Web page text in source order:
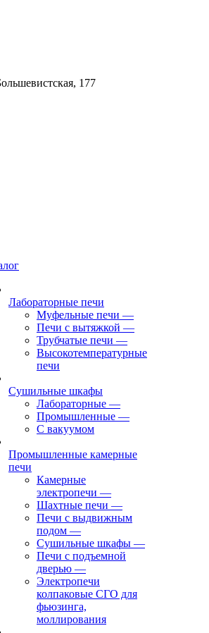
177
Лабораторные печи
Муфельные печи —
Печи с вытяжкой —
Трубчатые печи —
Высокотемпературные
печи
Сушильные шкафы
Лабораторные —
Промышленные —
С вакуумом
Промышленные камерные
печи
Камерные
электропечи —
Шахтные печи —
Печи с выдвижным
подом —
Сушильные шкафы —
Печи с подъемной
дверью —
Электропечи
колпаковые СГО для
фьюзинга,
моллирования